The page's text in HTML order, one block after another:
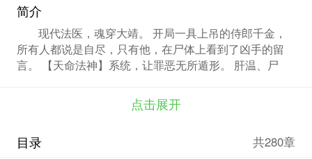
简介
现代法医，魂穿大靖。 开局一具上吊的侍郎千金，
所有人都说是自尽，只有他，在尸体上看到了凶手的留
言。 【天命法神】系统，让罪恶无所遁形。 肝温、尸
连环血案，牵出朝堂深处的惊天阴谋；腐朽的王权背后，
是仙魔在人间落子。 当凡间的律法无法惩戒元凶，顾长
点击展开
目录 共280章